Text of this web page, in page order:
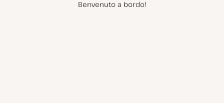
Benvenuto a bordo!